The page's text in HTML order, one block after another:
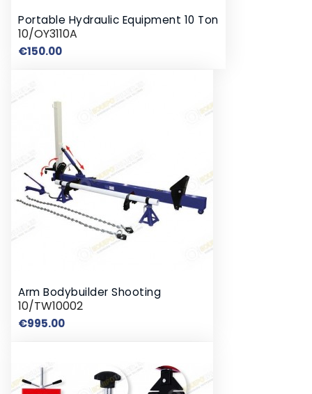
Portable Hydraulic Equipment 10 Ton
10/OY3110A
€150.00Price
Arm Bodybuilder Shooting
10/TW10002
€995.00Price